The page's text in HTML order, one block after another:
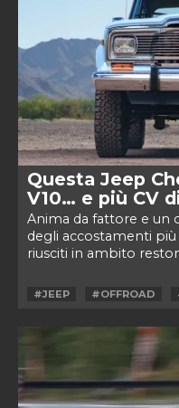
Questa Jeep
V10… e più CV
Anima da fattore e un
degli accostamenti
riusciti in ambito
#JEEP #OFFROAD